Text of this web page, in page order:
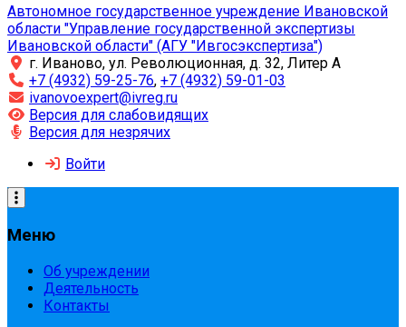
Автономное государственное учреждение Ивановской
области "Управление государственной экспертизы
Ивановской области" (АГУ "Ивгосэкспертиза")
г. Иваново, ул. Революционная, д. 32, Литер А
+7 (4932) 59-25-76, +7 (4932) 59-01-03
ivanovoexpert@ivreg.ru
Версия для слабовидящих
Версия для незрячих
Войти
Меню
Об учреждении
Деятельность
Контакты